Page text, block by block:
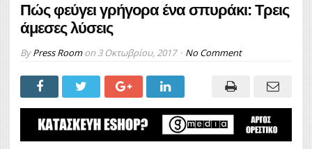
Πώς φεύγει γρήγορα ένα σπυράκι: Τρεις
άμεσες λύσεις
ByPress Roomon 3 Οκτωβρίου, 2017 No Comment